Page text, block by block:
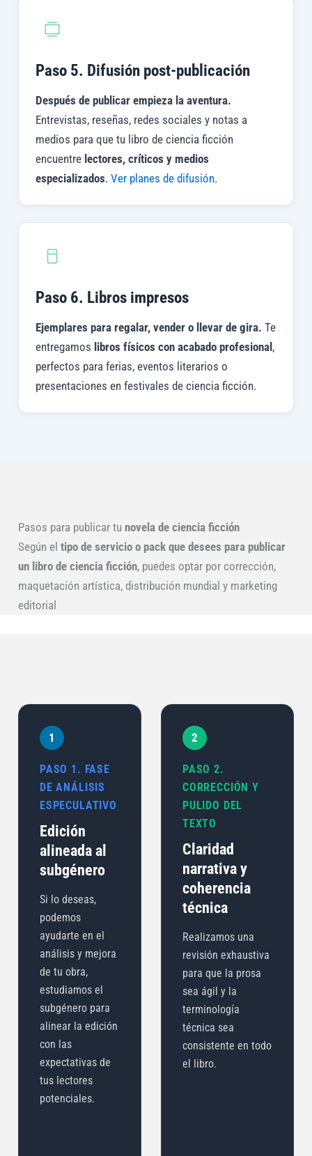
Paso 5. Difusión post-publicación
Después de publicar empieza la aventura.
Entrevistas, reseñas, redes sociales y notas a
medios para que tu libro de ciencia ficción
encuentre lectores, críticos y medios
especializados. Ver planes de difusión.
Paso 6. Libros impresos
Ejemplares para regalar, vender o llevar de gira. Te
entregamos libros físicos con acabado profesional ,
perfectos para ferias, eventos literarios o
presentaciones en festivales de ciencia ficción.
Pasos para publicar tu novela de ciencia ficción
Según el tipo de servicio o pack que desees para publicar
un libro de ciencia ficción, puedes optar por corrección,
maquetación artística, distribución mundial y marketing
editorial
1
PASO 1. FASE
DE ANÁLISIS
ESPECULATIVO
Edición
alineada al
subgénero
Si lo deseas,
podemos
ayudarte en el
análisis y mejora
de tu obra,
estudiamos el
subgénero para
alinear la edición
con las
expectativas de
tus lectores
potenciales.
2
PASO 2.
CORRECCIÓN Y
PULIDO DEL
TEXTO
Claridad
narrativa y
coherencia
técnica
Realizamos una
revisión exhaustiva
para que la prosa
sea ágil y la
terminología
técnica sea
consistente en todo
el libro.